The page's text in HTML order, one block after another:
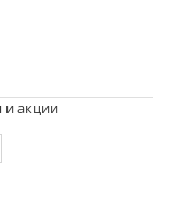
и акции